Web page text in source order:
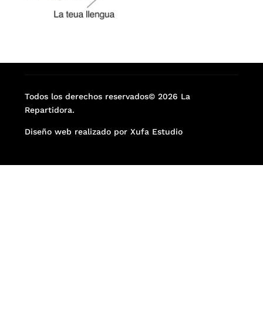
Todos los derechos reservados© 2026 La
Repartidora.
Diseño web realizado por Xufa Estudio